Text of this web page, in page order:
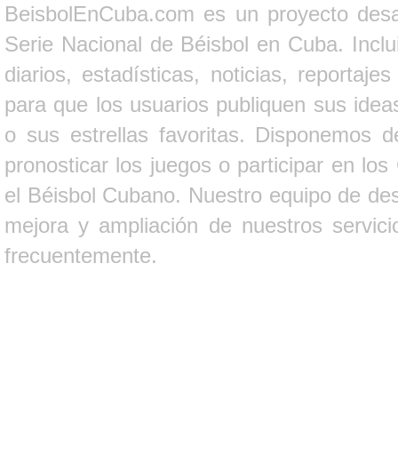
BeisbolEnCuba.com es un proyecto
Serie Nacional de Béisbol en Cuba.
diarios, estadísticas, noticias,
para que los usuarios publiquen sus
o sus estrellas favoritas. Disponemos
pronosticar los juegos o participar en
el Béisbol Cubano. Nuestro equipo de
mejora y ampliación de nuestros
frecuentemente.